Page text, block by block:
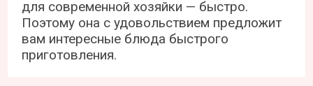
для современной хозяйки — быстро.
Поэтому она с удовольствием предложит
вам интересные блюда быстрого
приготовления.